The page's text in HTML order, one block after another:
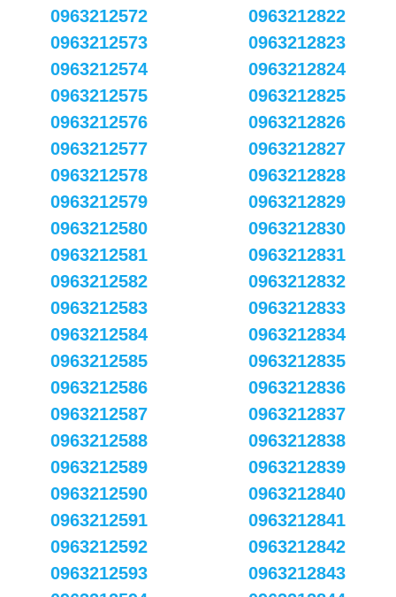
0963212572
0963212573
0963212574
0963212575
0963212576
0963212577
0963212578
0963212579
0963212580
0963212581
0963212582
0963212583
0963212584
0963212585
0963212586
0963212587
0963212588
0963212589
0963212590
0963212591
0963212592
0963212593
0963212822
0963212823
0963212824
0963212825
0963212826
0963212827
0963212828
0963212829
0963212830
0963212831
0963212832
0963212833
0963212834
0963212835
0963212836
0963212837
0963212838
0963212839
0963212840
0963212841
0963212842
0963212843